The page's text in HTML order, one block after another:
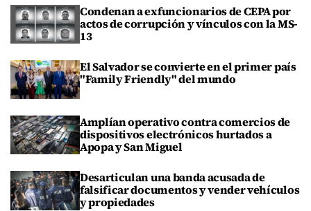
Condenan a exfuncionarios de CEPA por
actos de corrupción y vínculos con la MS-
13
El Salvador se convierte en el primer país
"Family Friendly" del mundo
Amplían operativo contra comercios de
dispositivos electrónicos hurtados a
Apopa y San Miguel
Desarticulan una banda acusada de
falsificar documentos y vender vehículos
y propiedades